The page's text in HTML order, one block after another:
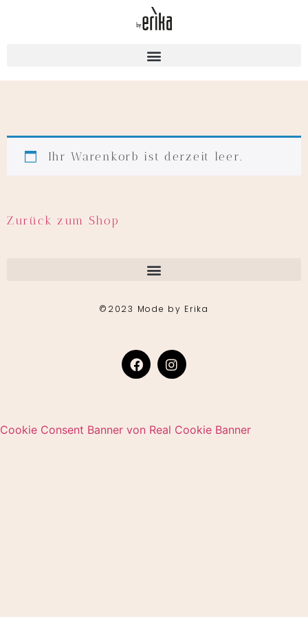
Ihr Warenkorb ist derzeit leer.
Zurück zum Shop
©2023 Mode by Erika
Cookie Consent Banner von Real Cookie Banner